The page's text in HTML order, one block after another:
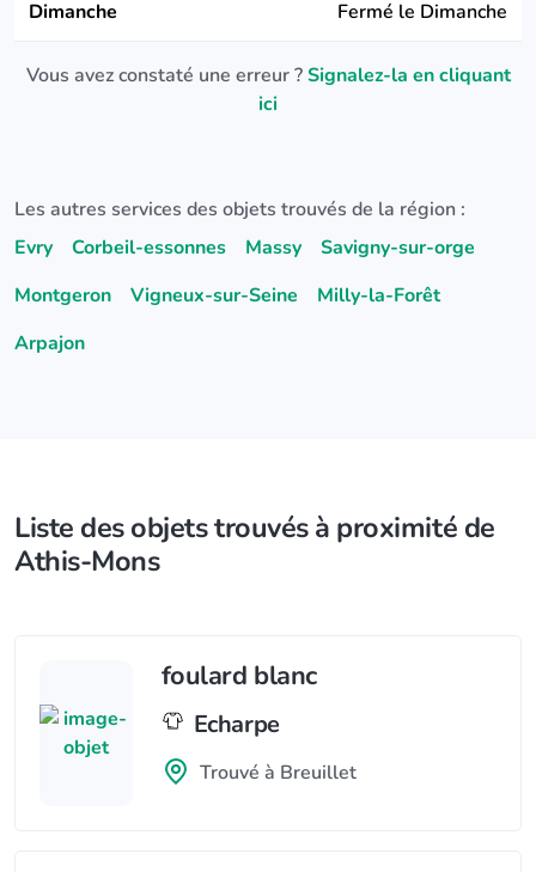
Dimanche Fermé le Dimanche
Vous avez constaté une erreur ?Signalez-la en cliquant
ici
Les autres services des objets trouvés de la région :
Evry
Corbeil-essonnes Massy
Savigny-sur-orge
Montgeron
Vigneux-sur-Seine
Milly-la-Forêt
Arpajon
Liste des objets trouvés à proximité de
Athis-Mons
foulard blanc
Echarpe
Trouvé à Breuillet